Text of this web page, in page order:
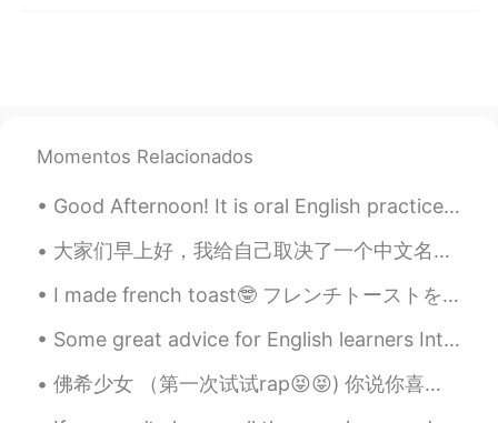
Português
Momentos Relacionados
Good Afternoon! It is oral English practice time! Send me a message if you want practice your ...
大家们早上好，我给自己取决了一个中文名字 叫做彩蝶梦云，大家可以叫我小云朵 我的中文不好，借助了翻译器，可以教我中文？十分谢谢💕✨ 这是我的朋友曾经给我制作的壁纸，我用作于头像，怎么样？是不是很帅👍
I made french toast🤓 フレンチトーストを作りました 1 egg/ 1卵 75ml milk/ミルク 1 tablespoon sugar/ 砂糖大さじ1 a pinc...
Some great advice for English learners Introductions... Many people here have trouble getting re...
佛希少女 （第一次试试rap😝😝) 你说你喜欢森女系 而我多了一个G 就像LOVE 去掉一半变LOLI 我在默默等着你 哪怕中年危机 我的爱不过气 你说爱喜欢随天意 我就爱上了锦鲤 预支了所...